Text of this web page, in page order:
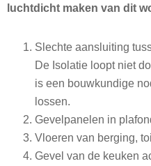
luchtdicht maken van dit
Slechte aansluiting
De Isolatie loopt niet
is een bouwkundige
lossen.
Gevelpanelen in
Vloeren van berging,
Gevel van de keuken